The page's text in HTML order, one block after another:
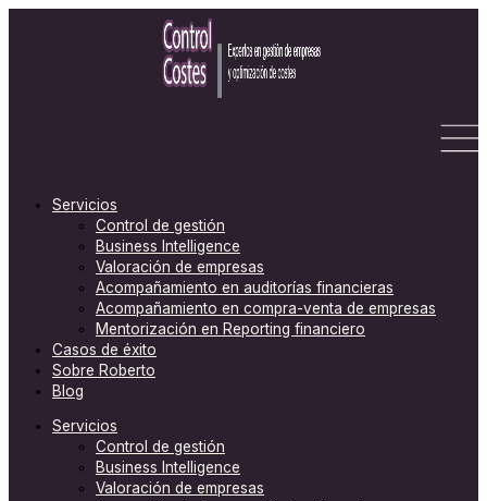
Servicios
Control de gestión
Business Intelligence
Valoración de empresas
Acompañamiento en auditorías financieras
Acompañamiento en compra-venta de empresas
Mentorización en Reporting financiero
Casos de éxito
Sobre Roberto
Blog
Servicios
Control de gestión
Business Intelligence
Valoración de empresas